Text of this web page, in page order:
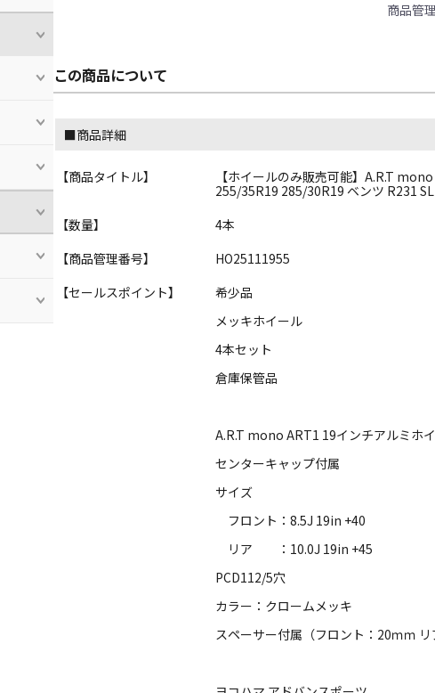
商品管
この商品について
■商品詳細
【商品タイトル】
【ホイールのみ販売可能】A.R.T
255/35R19 285/30R19 ベンツ R231
【数量】
4本
【商品管理番号】
HO25111955
【セールスポイント】
希少品
メッキホイール
4本セット
倉庫保管品
A.R.T mono ART1 19インチアルミホ
センターキャップ付属
サイズ
フロント：8.5J 19in +40
リア ：10.0J 19in +45
PCD112/5穴
カラー：クロームメッキ
スペーサー付属（フロント：20ｍｍ